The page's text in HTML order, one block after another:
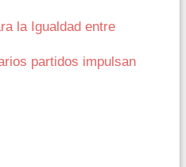
la Igualdad entre
partidos impulsan